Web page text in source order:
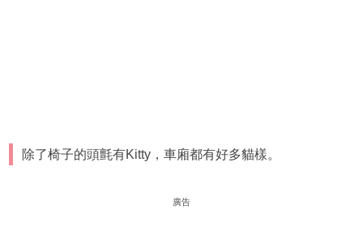
除了椅子的頭氈有Kitty，車廂都有好多貓樣。
廣告